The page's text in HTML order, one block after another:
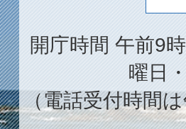
開庁時間 午前9
曜日
（電話受付時間